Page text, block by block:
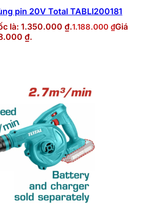
pin 20V Total TABLI200181
là: 1.350.000 ₫.1.188.000 ₫Giá
₫.